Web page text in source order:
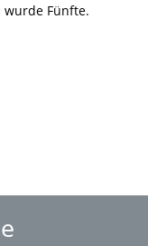
wurde Fünfte.